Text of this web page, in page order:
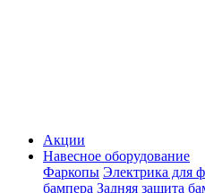
Акции
Навесное оборудование
Фаркопы Электрика для
бампера Задняя защита